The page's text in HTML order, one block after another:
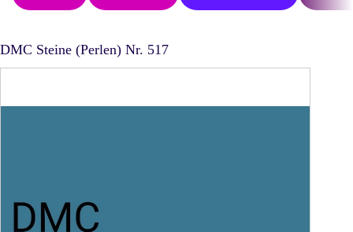
DMC Steine (Perlen) Nr. 517